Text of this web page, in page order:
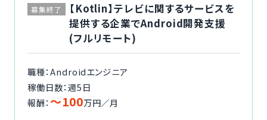
募集終了
【Kotlin】テレビに関するサービスを
提供する企業でAndroid開発支援
(フルリモート)
職種：Androidエンジニア
稼働日数：週5日
報酬： 〜100万円／月